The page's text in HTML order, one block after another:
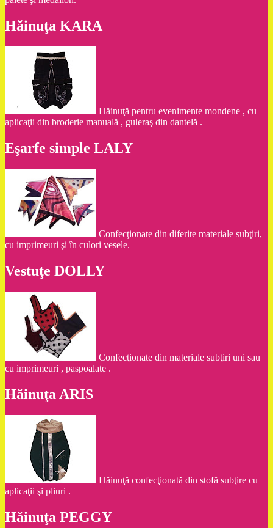
Hăinuţa KARA
Hăinuţă pentru evenimente mondene , cu
aplicaţii din broderie manuală , guleraş din dantelă .
Eşarfe simple LALY
Confecţionate din diferite materiale subţiri,
cu imprimeuri şi în culori vesele.
Vestuţe DOLLY
Confecţionate din materiale subţiri uni sau
cu imprimeuri , paspoalate .
Hăinuţa ARIS
Hăinuţă confecţionată din stofă subţire cu
aplicaţii şi pliuri .
Hăinuţa PEGGY